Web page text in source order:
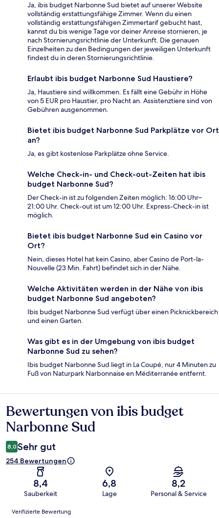
Ja, ibis budget Narbonne Sud bietet auf unserer Website
vollständig erstattungsfähige Zimmer. Wenn du einen
vollständig erstattungsfähigen Zimmertarif gebucht hast,
kannst du bis wenige Tage vor deiner Anreise stornieren, je
nach Stornierungsrichtlinie der Unterkunft. Die genauen
Einzelheiten zu den Bedingungen der jeweiligen Unterkunft
findest du in deren Stornierungsrichtlinie.
Erlaubt ibis budget Narbonne Sud Haustiere?
Ja, Haustiere sind willkommen. Es fällt eine Gebühr in Höhe
von 5 EUR pro Haustier, pro Nacht an. Assistenztiere sind von
Gebühren ausgenommen.
Bietet ibis budget Narbonne Sud Parkplätze vor Ort
an?
Ja, es gibt kostenlose Parkplätze ohne Service.
Welche Check-in- und Check-out-Zeiten hat ibis
budget Narbonne Sud?
Der Check-in ist zu folgenden Zeiten möglich: 16:00 Uhr–
21:00 Uhr. Check-out ist um 12:00 Uhr. Express-Check-in ist
möglich.
Bietet ibis budget Narbonne Sud ein Casino vor
Ort?
Nein, dieses Hotel hat kein Casino, aber Casino de Port-la-
Nouvelle (23 Min. Fahrt) befindet sich in der Nähe.
Welche Aktivitäten werden in der Nähe von ibis
budget Narbonne Sud angeboten?
Ibis budget Narbonne Sud verfügt über einen Picknickbereich
und einen Garten.
Was gibt es in der Umgebung von ibis budget
Narbonne Sud zu sehen?
Ibis budget Narbonne Sud liegt in La Coupé, nur 4 Minuten zu
Fuß von Naturpark Narbonnaise en Méditerranée entfernt.
Bewertungen
Bewertungen von ibis budget
Narbonne Sud
8,0 Sehr gut
254 Bewertungen
8,4
Sauberkeit
6,8
Lage
8,2
Personal & Service
Bewertungen
Verifizierte Bewertung